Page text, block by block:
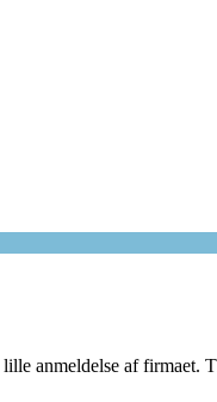
anmeldelse af firmaet.